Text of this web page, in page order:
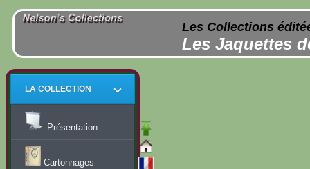
Les Collections
Les Jaquettes
LA COLLECTION
Présentation
Cartonnages